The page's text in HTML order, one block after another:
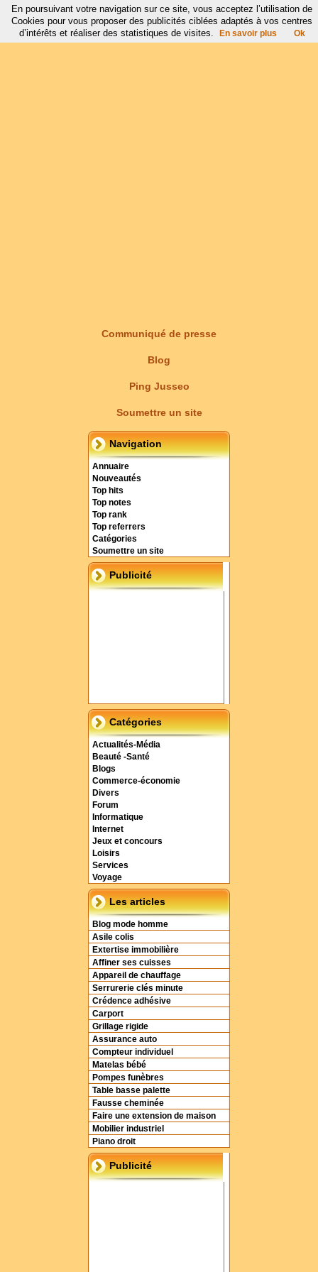
Communiqué de presse
Blog
Ping Jusseo
Soumettre un site
Navigation
Annuaire
Nouveautés
Top hits
Top notes
Top rank
Top referrers
Catégories
Soumettre un site
Publicité
Catégories
Actualités-Média
Beauté -Santé
Blogs
Commerce-économie
Divers
Forum
Informatique
Internet
Jeux et concours
Loisirs
Services
Voyage
Les articles
Blog mode homme
Asile colis
Extertise immobilière
Affiner ses cuisses
Appareil de chauffage
Serrurerie clés minute
Crédence adhésive
Carport
Grillage rigide
Assurance auto
Compteur individuel
Matelas bébé
Pompes funèbres
Table basse palette
Fausse cheminée
Faire une extension de maison
Mobilier industriel
Piano droit
Publicité
En poursuivant votre navigation sur ce site, vous acceptez l’utilisation de
Cookies pour vous proposer des publicités ciblées adaptés à vos centres
d’intérêts et réaliser des statistiques de visites.
En savoir plus Ok